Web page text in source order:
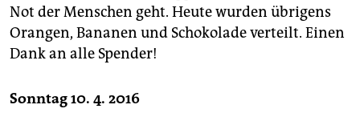
Not der Menschen geht. Heute wurden übrigens
Orangen, Bananen und Schokolade verteilt. Einen
Dank an alle Spender!
Sonntag 10. 4. 2016